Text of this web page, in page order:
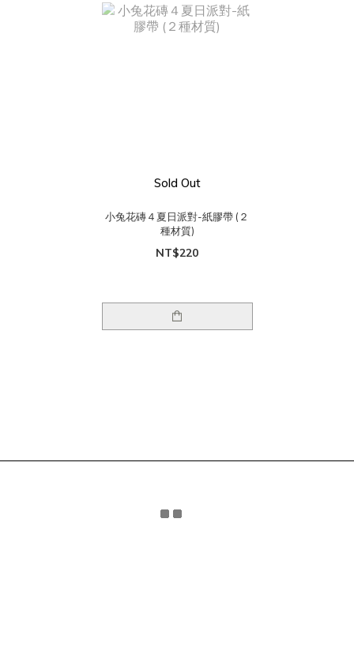
Sold Out
小兔花磚４夏日派對-紙膠帶 (２
種材質)
NT$220